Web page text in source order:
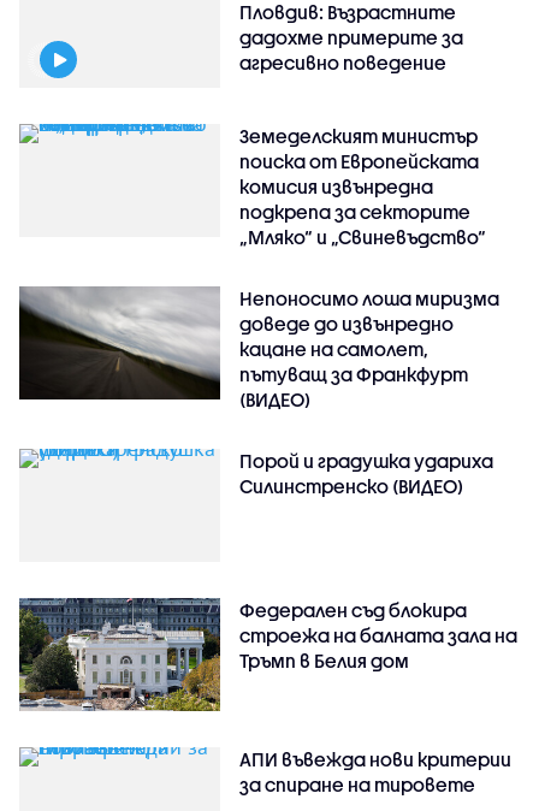
Пловдив: Възрастните
дадохме примерите за
агресивно поведение
Земеделският министър
поиска от Европейската
комисия извънредна
подкрепа за секторите
„Мляко“ и „Свиневъдство“
Непоносимо лоша миризма
доведе до извънредно
кацане на самолет,
пътуващ за Франкфурт
(ВИДЕО)
Порой и градушка удариха
Силинстренско (ВИДЕО)
Федерален съд блокира
строежа на балната зала на
Тръмп в Белия дом
АПИ въвежда нови критерии
за спиране на тировете